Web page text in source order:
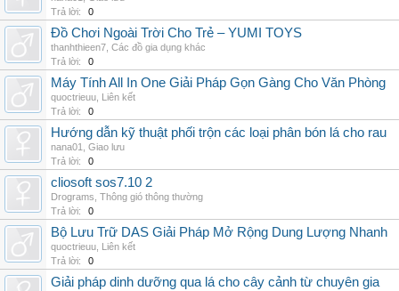
Trả lời:
0
Đồ Chơi Ngoài Trời Cho Trẻ – YUMI TOYS
thanhthieen7 Các đồ gia dụng khác
Trả lời:
0
Máy Tính All In One Giải Pháp Gọn Gàng Cho Văn Phòng
quoctrieuu Liên kết
Trả lời:
0
Hướng dẫn kỹ thuật phối trộn các loại phân bón lá cho rau
nana01
Giao lưu
Trả lời:
0
cliosoft sos7.10 2
Drograms Thông gió thông thường
Trả lời:
0
Bộ Lưu Trữ DAS Giải Pháp Mở Rộng Dung Lượng Nhanh
quoctrieuu Liên kết
Trả lời:
0
Giải pháp dinh dưỡng qua lá cho cây cảnh từ chuyên gia